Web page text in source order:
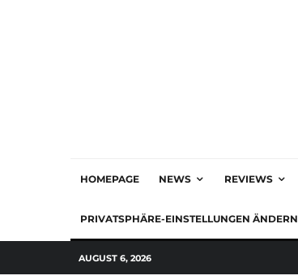
HOMEPAGE NEWS REVIEWS
PRIVATSPHÄRE-EINSTELLUNGEN ÄNDERN
AUGUST 6, 2026